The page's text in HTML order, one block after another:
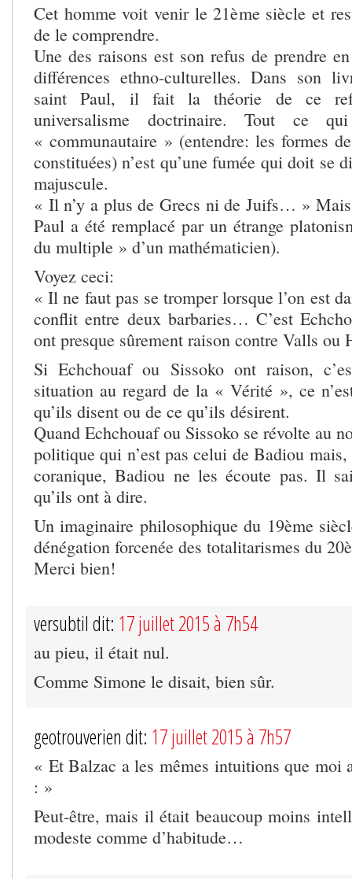
Cet homme voit venir le 21ème siècle et
de le comprendre.
Une des raisons est son refus de prendre
différences ethno-culturelles. Dans son
saint Paul, il fait la théorie de ce
universalisme doctrinaire. Tout ce
« communautaire » (entendre: les formes
constituées) n’est qu’une fumée qui doit se
majuscule.
« Il n’y a plus de Grecs ni de Juifs… »
Paul a été remplacé par un étrange
du multiple » d’un mathématicien).
Voyez ceci:
« Il ne faut pas se tromper lorsque l’on est
conflit entre deux barbaries… C’est
ont presque sûrement raison contre Valls ou
Si Echchouaf ou Sissoko ont raison,
situation au regard de la « Vérité », ce
qu’ils disent ou de ce qu’ils désirent.
Quand Echchouaf ou Sissoko se révolte au
politique qui n’est pas celui de Badiou
coranique, Badiou ne les écoute pas. Il
qu’ils ont à dire.
Un imaginaire philosophique du 19ème
dénégation forcenée des totalitarismes du
Merci bien!
versubtil dit: 17 juillet 2015 à 7h54
au pieu, il était nul.
Comme Simone le disait, bien sûr.
geotrouverien dit: 17 juillet 2015 à 7h57
« Et Balzac a les mêmes intuitions que moi
: »
Peut-être, mais il était beaucoup moins
modeste comme d’habitude…